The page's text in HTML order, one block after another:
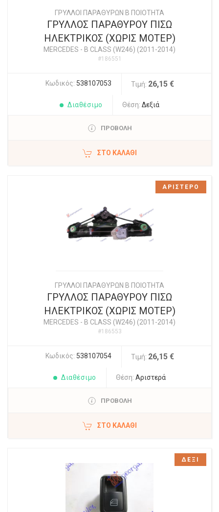
ΓΡΥΛΛΟΙ ΠΑΡΑΘΥΡΩΝ Β ΠΟΙΟΤΗΤΑ
ΓΡΥΛΛΟΣ ΠΑΡΑΘΥΡΟΥ ΠΙΣΩ
ΗΛΕΚΤΡΙΚΟΣ (ΧΩΡΙΣ ΜΟΤΕΡ)
MERCEDES - B CLASS (W246) (2011-2014)
#186551
Κωδικός: 538107053 Τιμή: 26,15 €
Διαθέσιμο Θέση: Δεξιά
ΠΡΟΒΟΛΗ
ΣΤΟ ΚΑΛΆΘΙ
ΓΡΥΛΛΟΙ ΠΑΡΑΘΥΡΩΝ Β ΠΟΙΟΤΗΤΑ
ΓΡΥΛΛΟΣ ΠΑΡΑΘΥΡΟΥ ΠΙΣΩ
ΗΛΕΚΤΡΙΚΟΣ (ΧΩΡΙΣ ΜΟΤΕΡ)
MERCEDES - B CLASS (W246) (2011-2014)
#186553
Κωδικός: 538107054 Τιμή: 26,15 €
Διαθέσιμο Θέση: Αριστερά
ΠΡΟΒΟΛΗ
ΣΤΟ ΚΑΛΆΘΙ
ΑΡΙΣΤΕΡΟ
ΔΕΞΙ